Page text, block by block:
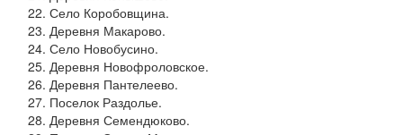
Село Коробовщина.
Деревня Макарово.
Село Новобусино.
Деревня Новофроловское.
Деревня Пантелеево.
Поселок Раздолье.
Деревня Семендюково.